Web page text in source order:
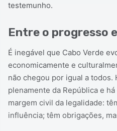
testemunho.
Entre o progresso
É inegável que Cabo Verde
economicamente e
não chegou por igual a todos.
plenamente da República e
margem civil da legalidade:
influência; têm obrigações,